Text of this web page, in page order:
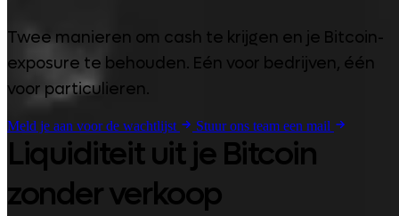
Twee manieren om cash te krijgen en je Bitcoin-
exposure te behouden. Eén voor bedrijven, één
voor particulieren.
Meld je aan voor de wachtlijst Stuur ons team een mail
Liquiditeit uit je Bitcoin
zonder verkoop